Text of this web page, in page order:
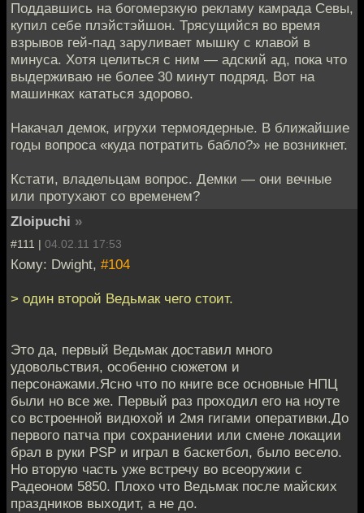
Поддавшись на богомерзкую рекламу камрада Севы,
купил себе плэйстэйшон. Трясущийся во время
взрывов гей-пад заруливает мышку с клавой в
минуса. Хотя целиться с ним — адский ад, пока что
выдерживаю не более 30 минут подряд. Вот на
машинках кататься здорово.
Накачал демок, игрухи термоядерные. В ближайшие
годы вопроса «куда потратить бабло?» не возникнет.
Кстати, владельцам вопрос. Демки — они вечные
или протухают со временем?
Zloipuchi »
#111 | 04.02.11 17:53
Кому: Dwight, #104
> один второй Ведьмак чего стоит.
Это да, первый Ведьмак доставил много
удовольствия, особенно сюжетом и
персонажами.Ясно что по книге все основные НПЦ
были но все же. Первый раз проходил его на ноуте
со встроенной видюхой и 2мя гигами оперативки.До
первого патча при сохраниении или смене локации
брал в руки PSP и играл в баскетбол, было весело.
Но вторую часть уже встречу во всеоружии с
Радеоном 5850. Плохо что Ведьмак после майских
праздников выходит, а не до.